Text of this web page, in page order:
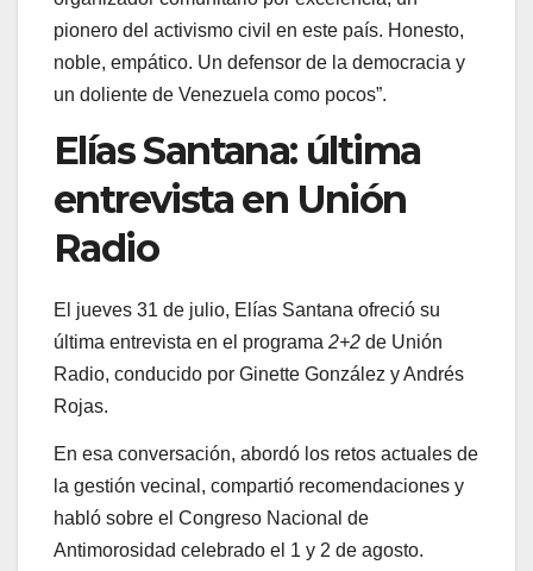
pionero del activismo civil en este país. Honesto,
noble, empático. Un defensor de la democracia y
un doliente de Venezuela como pocos”.
Elías Santana: última
entrevista en Unión
Radio
El jueves 31 de julio, Elías Santana ofreció su
última entrevista en el programa 2+2 de Unión
Radio, conducido por Ginette González y Andrés
Rojas.
En esa conversación, abordó los retos actuales de
la gestión vecinal, compartió recomendaciones y
habló sobre el Congreso Nacional de
Antimorosidad celebrado el 1 y 2 de agosto.